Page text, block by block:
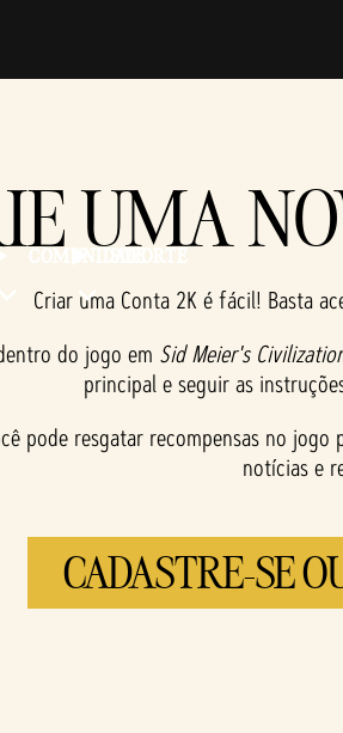
UMA
Criar uma Conta 2K é fácil! Basta
do jogo em Sid Meier's
principal e seguir as
pode resgatar recompensas no jogo
notícias e
CADASTRE-SE